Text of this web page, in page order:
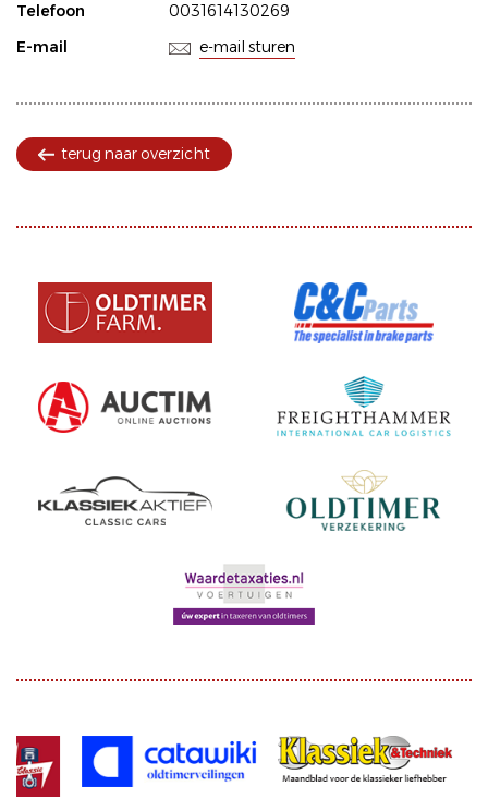
Telefoon
0031614130269
E-mail
e-mail sturen
terug naar overzicht